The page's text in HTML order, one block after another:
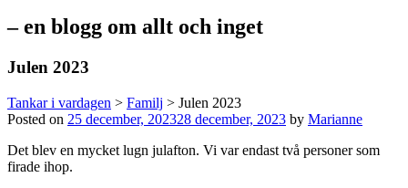
– en blogg om allt och inget
Julen 2023
Tankar i vardagen > Familj > Julen 2023
Posted on 25 december, 202328 december, 2023 by Marianne
Det blev en mycket lugn julafton. Vi var endast två personer som
firade ihop.